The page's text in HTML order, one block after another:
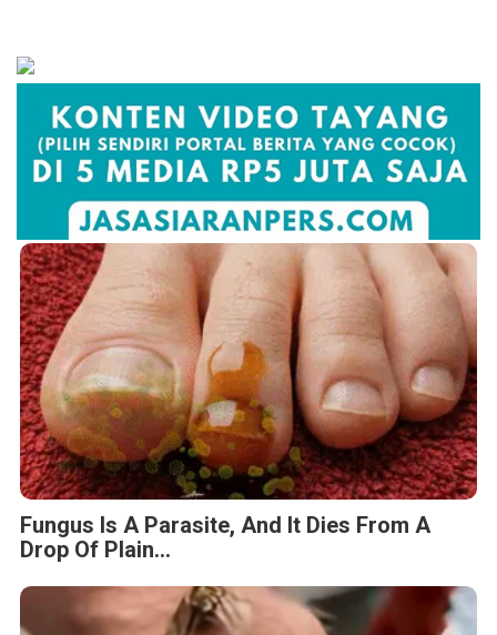
Fungus Is A Parasite, And It Dies From A
Drop Of Plain...